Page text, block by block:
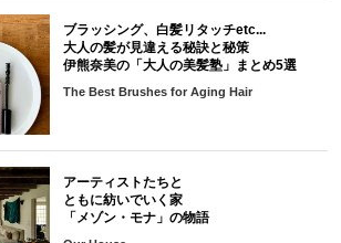
ブラッシング、白髪リタッチetc...
大人の髪が見違える秘訣と秘策
伊熊奈美の「大人の美髪塾」まとめ5選
The Best Brushes for Aging Hair
アーティストたちと
ともに紡いでいく家
「メゾン・モナ」の物語